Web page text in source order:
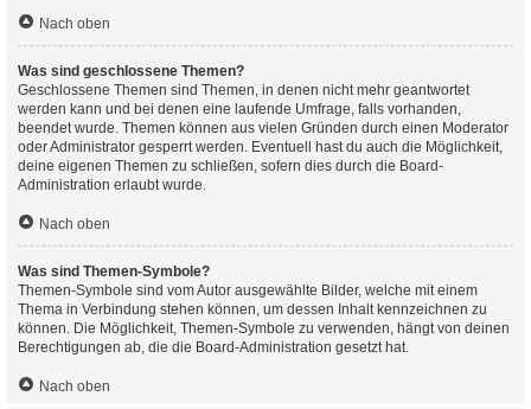
Nach oben
Was sind geschlossene Themen?
Geschlossene Themen sind Themen, in denen nicht mehr geantwortet
werden kann und bei denen eine laufende Umfrage, falls vorhanden,
beendet wurde. Themen können aus vielen Gründen durch einen Moderator
oder Administrator gesperrt werden. Eventuell hast du auch die Möglichkeit,
deine eigenen Themen zu schließen, sofern dies durch die Board-
Administration erlaubt wurde.
Nach oben
Was sind Themen-Symbole?
Themen-Symbole sind vom Autor ausgewählte Bilder, welche mit einem
Thema in Verbindung stehen können, um dessen Inhalt kennzeichnen zu
können. Die Möglichkeit, Themen-Symbole zu verwenden, hängt von deinen
Berechtigungen ab, die die Board-Administration gesetzt hat.
Nach oben